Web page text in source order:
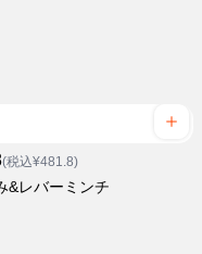
(税込¥481.8)
&レバーミンチ